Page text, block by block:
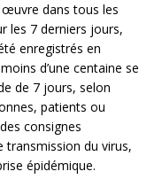
dans tous les
les 7 derniers jours,
enregistrés en
d’une centaine se
de 7 jours, selon
patients ou
consignes
transmission du virus,
épidémique.